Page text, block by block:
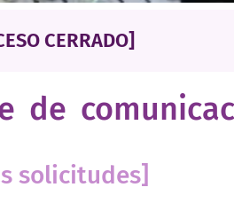
CERRADO]
de
solicitudes]